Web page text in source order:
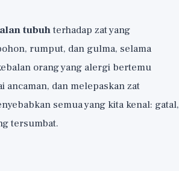
tubuhterhadap zat yang
rumput, dan gulma, selama
orang yang alergi bertemu
ancaman, dan melepaskan zat
semua yang kita kenal: gatal,
tersumbat.